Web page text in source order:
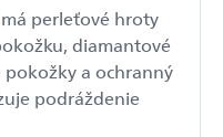
perleťové hroty
diamantové
a ochranný
podráždenie